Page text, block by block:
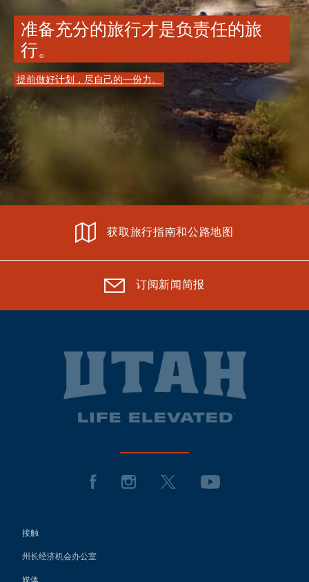
准备充分的旅行才是负责任的旅
行。
提前做好计划，尽自己的一份力。
获取旅行指南和公路地图
订阅新闻简报
接触
州长经济机会办公室